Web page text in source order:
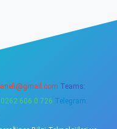
Teams:
606 0 726 Telegram: